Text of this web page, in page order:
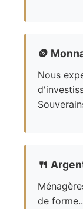
🪙
Nous
🍴
de